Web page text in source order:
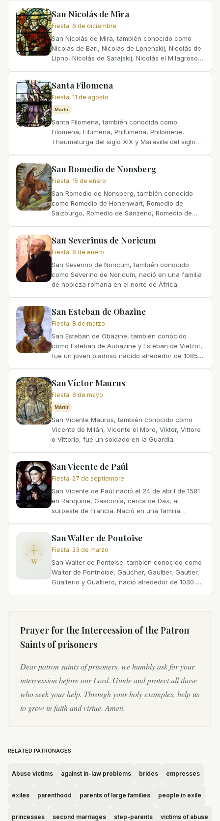
San Nicolás de Mira
Fiesta: 6 de diciembre
San Nicolás de Mira, también conocido como
Nicolás de Bari, Nicolás de Lpnenskij, Nicolás de
Lipno, Nicolás de Sarajskij, Nicolás el Milagroso,
Santa Filomena
Fiesta: 11 de agosto
Mártir
Santa Filomena, también conocida como
Filomena, Filumena, Philumena, Philomene,
Thaumaturga del siglo XIX y Maravilla del siglo
San Romedio de Nonsberg
Fiesta: 15 de enero
San Romedio de Nonsberg, también conocido
como Romedio de Hohenwart, Romedio de
Salzburgo, Romedio de Sanzeno, Romedio de
San Severinus de Noricum
Fiesta: 8 de enero
San Severino de Noricum, también conocido
como Severino de Noricum, nació en una familia
de nobleza romana en el norte de África
San Esteban de Obazine
Fiesta: 8 de marzo
San Esteban de Obazine, también conocido
como Esteban de Aubazine y Esteban de Vielzot,
fue un joven piadoso nacido alrededor de 1085
San Víctor Maurus
Fiesta: 8 de mayo
Mártir
San Vicente Maurus, también conocido como
Vicente de Milán, Vicente el Moro, Viktor, Vittore
o Vittorio, fue un soldado en la Guardia
San Vicente de Paúl
Fiesta: 27 de septiembre
San Vicente de Paúl nació el 24 de abril de 1581
en Ranquine, Gasconía, cerca de Dax, al
suroeste de Francia. Nació en una familia
W
San Walter de Pontoise
Fiesta: 23 de marzo
San Walter de Pontoise, también conocido como
Walter de Pontnoise, Gaucher, Gaultier, Gautier,
Gualterio y Gualtiero, nació alrededor de 1030 en
Prayer for the Intercession ofthe Patron
Saints of prisoners
Dear patron saints of prisoners, we humbly ask for your
intercession before our Lord. Guide and protect all those
who seek your help. Through your holy examples, help us
to grow in faith and virtue. Amen.
RELATED PATRONAGES
Abuse victims against in-law problems brides empresses
exiles parenthood parents of large families people in exile
princesses second marriages step-parents victims of abuse